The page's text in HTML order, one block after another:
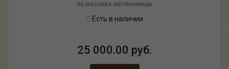
из массива лиственницы
Есть в наличии
25 000.00 руб.